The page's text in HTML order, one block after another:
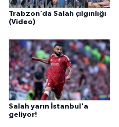
Trabzon’da Salah çılgınlığı
(Video)
Salah yarın İstanbul'a
geliyor!